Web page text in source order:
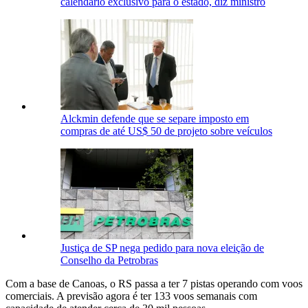
Alckmin defende que se separe imposto em
compras de até US$ 50 de projeto sobre veículos
Justiça de SP nega pedido para nova eleição de
Conselho da Petrobras
Com a base de Canoas, o RS passa a ter 7 pistas operando com voos
comerciais. A previsão agora é ter 133 voos semanais com